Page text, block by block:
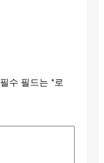
필수 필드는 *로